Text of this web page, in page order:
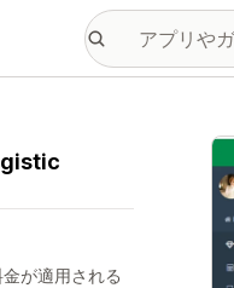
が適用される
特